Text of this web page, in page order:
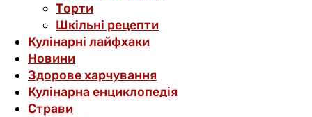
Торти
Шкільні рецепти
Кулінарні лайфхаки
Новини
Здорове харчування
Кулінарна енциклопедія
Страви